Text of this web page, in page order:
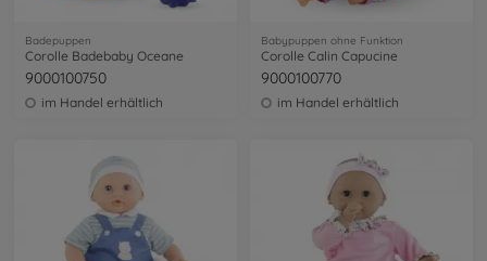
Badepuppen
Corolle Badebaby Oceane
9000100750
im Handel erhältlich
Babypuppen ohne Funktion
Corolle Calin Capucine
9000100770
im Handel erhältlich